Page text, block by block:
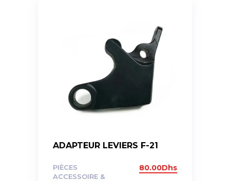
ADAPTEUR LEVIERS F-21
PIÈCES
ACCESSOIRE &
80.00Dhs